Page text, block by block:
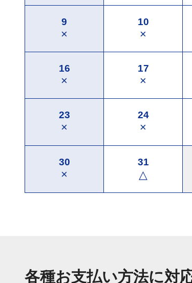
9
×
10
×
16
×
17
×
23
×
24
×
30
×
31
△
各種お支払い方法に対